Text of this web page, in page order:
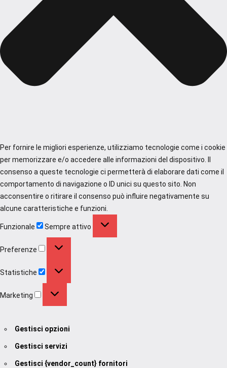
Per fornire le migliori esperienze, utilizziamo tecnologie come i cookie
per memorizzare e/o accedere alle informazioni del dispositivo. Il
consenso a queste tecnologie ci permetterà di elaborare dati come il
comportamento di navigazione o ID unici su questo sito. Non
acconsentire o ritirare il consenso può influire negativamente su
alcune caratteristiche e funzioni.
Funzionale Sempre attivo
Preferenze
Statistiche
Marketing
Gestisci opzioni
Gestisci servizi
Gestisci {vendor_count} fornitori